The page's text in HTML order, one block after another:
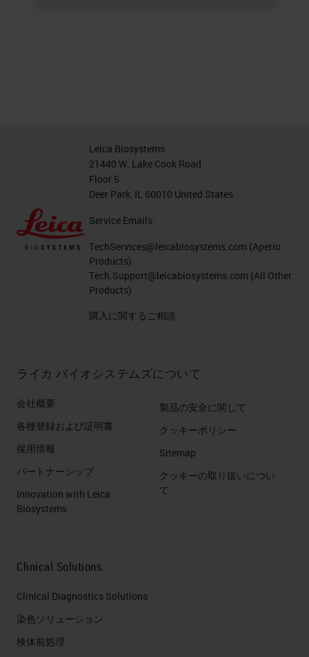
Leica Biosystems
21440 W. Lake Cook Road
Floor 5
Deer Park, IL 60010 United States
Service Emails:
TechServices@leicabiosystems.com (Aperio
Products)
Tech.Support@leicabiosystems.com (All Other
Products)
購入に関するご相談
ライカ バイオシステムズについて
会社概要
各種登録および証明書
採用情報
パートナーシップ
Innovation with Leica
Biosystems
製品の安全に関して
クッキーポリシー
Sitemap
クッキーの取り扱いについ
て
Clinical Solutions
Clinical Diagnostics Solutions
染色ソリューション
検体前処理